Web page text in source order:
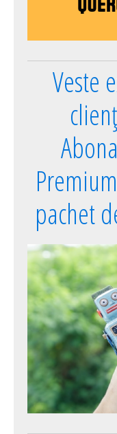
Veste
pachet